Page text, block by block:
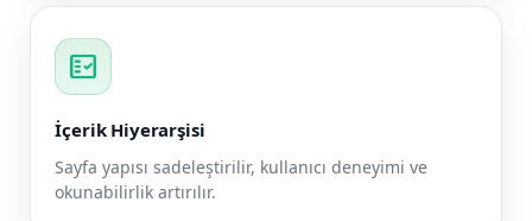
fact_check
İçerik Hiyerarşisi
Sayfa yapısı sadeleştirilir, kullanıcı deneyimi ve
okunabilirlik artırılır.